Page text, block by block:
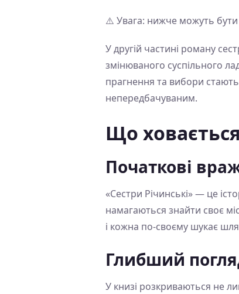
⚠️ Увага: нижче можуть
У другій частині роману
змінюваного суспільного
прагнення та вибори
непередбачуваним.
Що
Початкові
«Сестри Річинські» — це
намагаються знайти своє
і кожна по-своєму шукає
Глибший
У книзі розкриваються не